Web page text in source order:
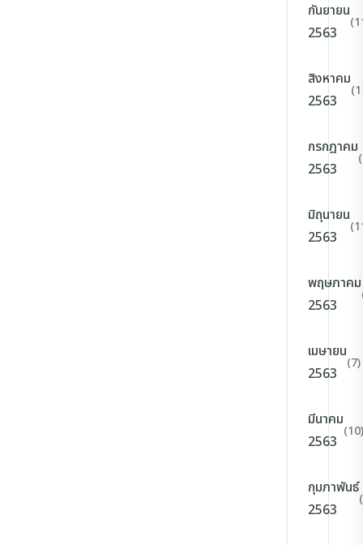
กันยายน
2563
สิงหาคม
2563
กรกฎาคม
2563
มิถุนายน
2563
พฤษภาคม
2563
เมษายน
2563
(7)
มีนาคม
2563
(10)
กุมภาพันธ์
2563